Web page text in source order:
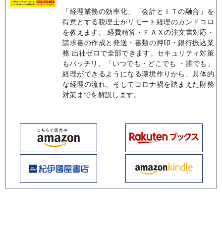
「経理業務の効率化」「会計とＩＴの融合」を
得意とする税理士がリモート経理のカンドコロ
を教えます。 経費精算・ＦＡＸの注文書対応・
請求書の作成と発送・書類の押印・銀行振込業
務 出社ゼロで全部できます。セキュリティ対策
もバッチリ。「いつでも・どこでも ・誰でも」
経理ができるようになる環境作りから、具体的
な経理の流れ、そしてコロナ禍を踏まえた財務
対策までを解説します。